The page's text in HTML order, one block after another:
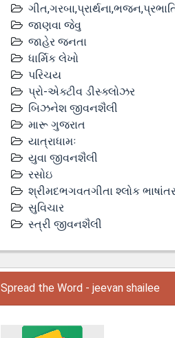
જાણવા જેવુ
જાહેર જનતા
ધાર્મિક લેખો
પરિચય
પ્રો-એક્ટીવ ડીસ્‍ક્લોઝર
બિઝનેશ જીવનશૈલી
મારૂ ગુજરાત
યાત્રાધામઃ
યુવા જીવનશૈલી
રસોઇ
શ્રીમદભગવતગીતા શ્લોક
સુવિચાર
સ્ત્રી જીવનશૈલી
Spread the Word - jeevan shailee